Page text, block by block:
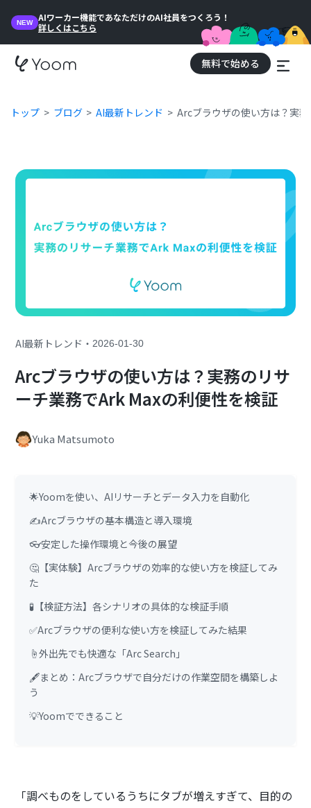
NEW
AIワーカー機能であなただけのAI社員をつくろう！
詳しくはこちら
無料で始める
トップ ブログ AI最新トレンド Arcブラウザの使い方は？実
AI最新トレンド ・2026-01-30
Arcブラウザの使い方は？実務のリサ
ーチ業務でArk Maxの利便性を検証
Yuka Matsumoto
🌟Yoomを使い、AIリサーチとデータ入力を自動化
✍️Arcブラウザの基本構造と導入環境
👓安定した操作環境と今後の展望
🤔【実体験】Arcブラウザの効率的な使い方を検証してみ
た
🧪【検証方法】各シナリオの具体的な検証手順
✅Arcブラウザの便利な使い方を検証してみた結果
☝️外出先でも快適な「Arc Search」
🖋まとめ：Arcブラウザで自分だけの作業空間を構築しよ
う
💡Yoomでできること
「調べものをしているうちにタブが増えすぎて、目的の